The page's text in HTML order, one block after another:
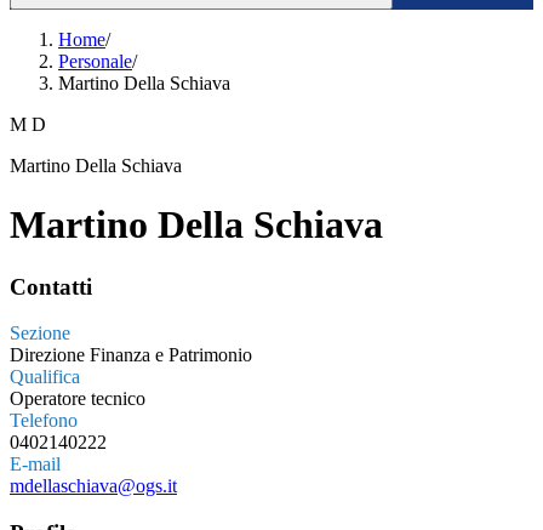
Home/
Personale/
Martino Della Schiava
M D
Martino Della Schiava
Martino Della Schiava
Contatti
Sezione
Direzione Finanza e Patrimonio
Qualifica
Operatore tecnico
Telefono
0402140222
E-mail
mdellaschiava@ogs.it